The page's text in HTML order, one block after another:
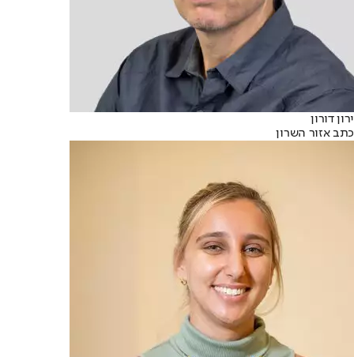
ירון דורון
כתב אזור השרון